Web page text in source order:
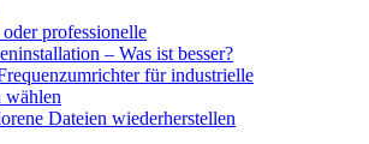
professionelle
– Was ist besser?
für industrielle
wählen
Dateien wiederherstellen